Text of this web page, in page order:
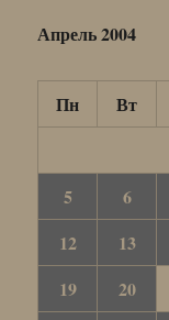
Апрель 2004
Пн Вт
5
6
12
13
19
20